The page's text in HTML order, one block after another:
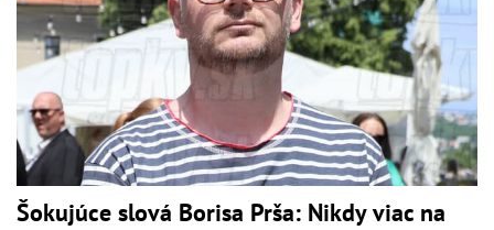
Šokujúce slová Borisa Prša: Nikdy viac na